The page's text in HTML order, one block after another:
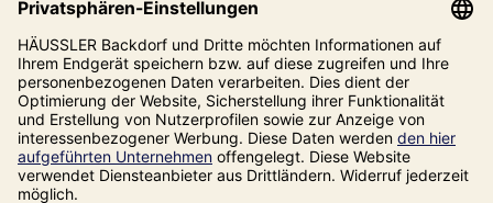
Informationen
Unsere Adresse